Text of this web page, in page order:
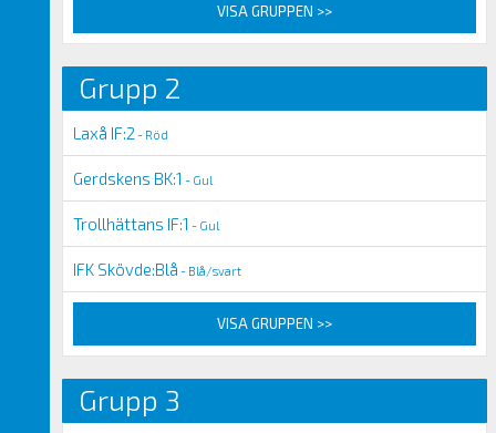
VISA GRUPPEN >>
Grupp 2
Laxå IF:2 - Röd
Gerdskens BK:1 - Gul
Trollhättans IF:1 - Gul
IFK Skövde:Blå - Blå/svart
VISA GRUPPEN >>
Grupp 3